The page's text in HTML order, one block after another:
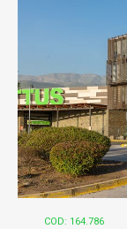
COD: 164.786